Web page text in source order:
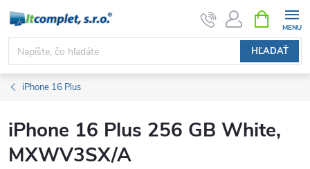
Prejsť
obsah
HĽADAŤ
KOŠÍK
iPhone 16 Plus
iPhone 16 Plus 256 GB White,
MXWV3SX/A